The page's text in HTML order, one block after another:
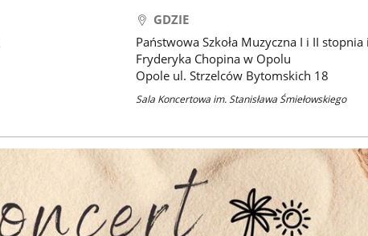
GDZIE
Państwowa Szkoła Muzyczna I i II stopnia
Fryderyka Chopina w Opolu
Opole ul. Strzelców Bytomskich 18
Sala Koncertowa im. Stanisława Śmiełowskiego